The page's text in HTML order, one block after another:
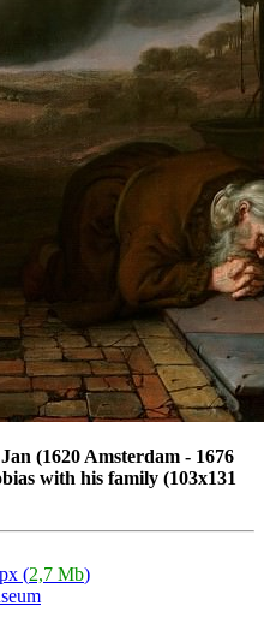
(1620 Amsterdam - 1676
with his family (103x131
(2,7 Mb)